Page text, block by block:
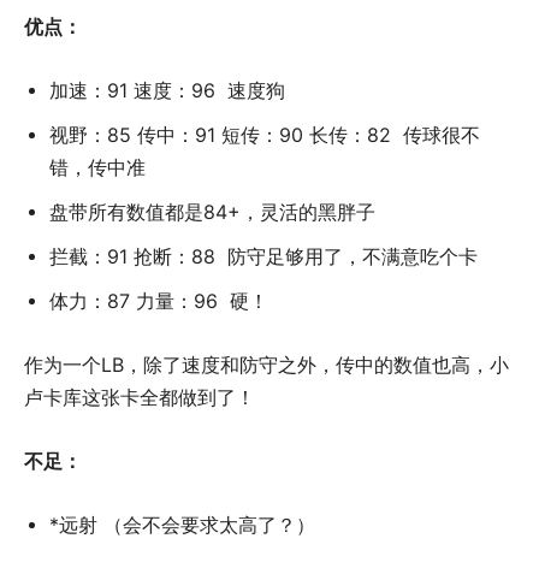
优点：
加速：91 速度：96 速度狗
视野：85 传中：91 短传：90 长传：82 传球很不
错，传中准
盘带所有数值都是84+，灵活的黑胖子
拦截：91 抢断：88 防守足够用了，不满意吃个卡
体力：87 力量：96 硬！
作为一个LB，除了速度和防守之外，传中的数值也高，小
卢卡库这张卡全都做到了！
不足：
*远射 （会不会要求太高了？）